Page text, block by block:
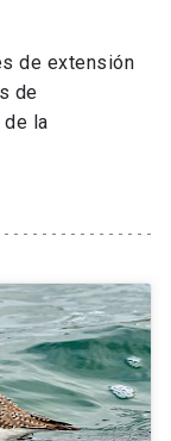
de extensión
de
de la